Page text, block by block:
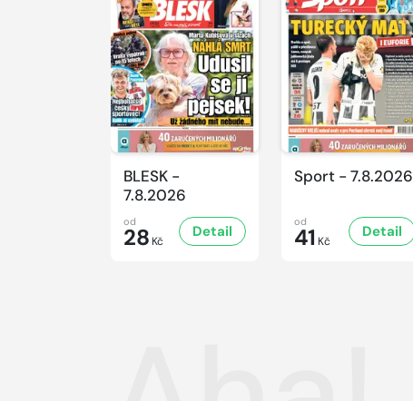
BLESK -
7.8.2026
od
28 Kč
Detail
Sport - 7.8.2026
od
41 Kč
Detail